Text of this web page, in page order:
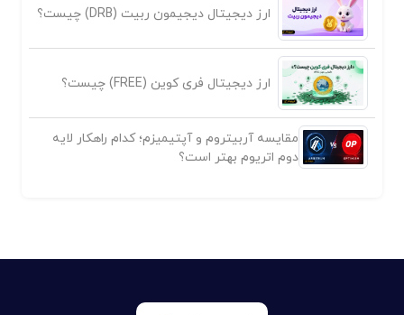
ارز دیجیتال دیجیمون ربیت (DRB) چیست؟
ارز دیجیتال فری کوین (FREE) چیست؟
مقایسه آربیتروم و آپتیمیزم؛ کدام راهکار لایه
دوم اتریوم بهتر است؟